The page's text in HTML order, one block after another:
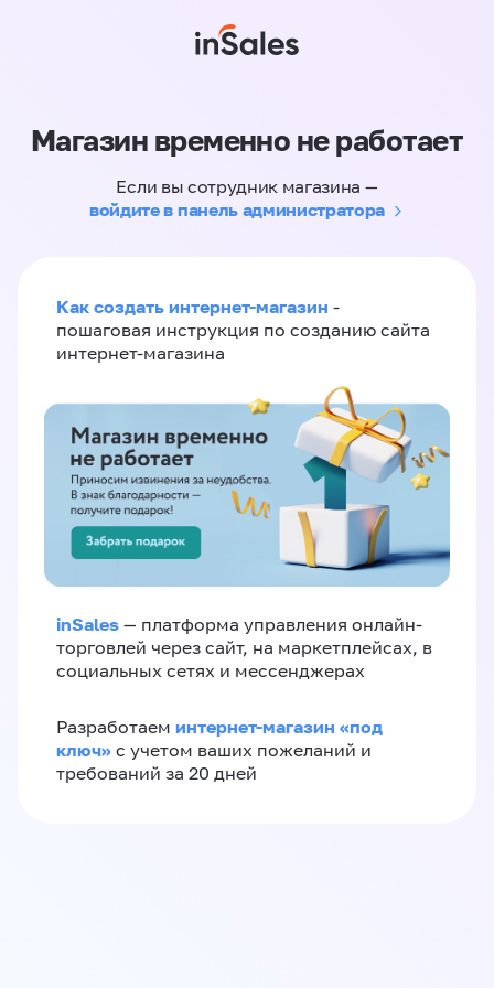
Магазин временно не работает
Если вы сотрудник магазина —
войдите в панель администратора
Как создать интернет-магазин -
пошаговая инструкция по созданию сайта
интернет-магазина
inSales — платформа управления онлайн-
торговлей через сайт, на маркетплейсах, в
социальных сетях и мессенджерах
Разработаем интернет-магазин «‎под
ключ»‎ с учетом ваших пожеланий и
требований за 20 дней